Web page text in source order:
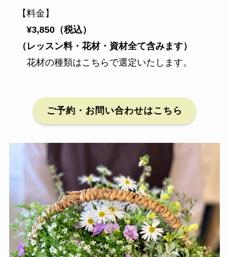
【料金】
¥3,850（税込）
（レッスン料・花材・資材全て含みます）
花材の種類はこちらで選定いたします。
ご予約・お問い合わせはこちら